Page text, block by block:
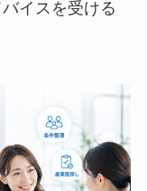
に十分な支援
リソースは確
リハといった
が現実的で